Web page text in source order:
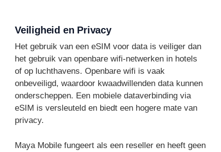
Veiligheid en Privacy
Het gebruik van een eSIM voor data is veiliger dan
het gebruik van openbare wifi-netwerken in hotels
of op luchthavens. Openbare wifi is vaak
onbeveiligd, waardoor kwaadwillenden data kunnen
onderscheppen. Een mobiele dataverbinding via
eSIM is versleuteld en biedt een hogere mate van
privacy.
Maya Mobile fungeert als een reseller en heeft geen